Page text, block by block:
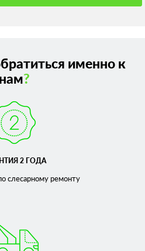
именно к
нам?
2 ГОДА
слесарномуремонту